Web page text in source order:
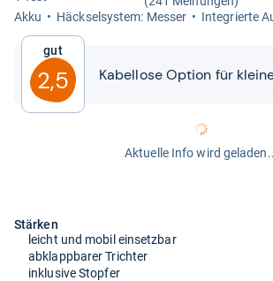
Akku
Häck­sel­sys­tem: Mes­ser Inte­grierte
Gut
2,5 Kabel­lose Option für
Aktuelle Info wird
Stärken
leicht und mobil einsetzbar
abklappbarer Trichter
inklusive Stopfer